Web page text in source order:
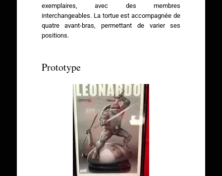
exemplaires, avec des membres
interchangeables. La tortue est accompagnée de
quatre avant-bras, permettant de varier ses
positions.
Prototype